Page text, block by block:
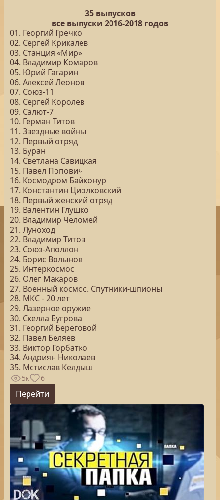
35 выпусков
все выпуски 2016-2018 годов
01. Георгий Гречко
02. Сергей Крикалев
03. Станция «Мир»
04. Владимир Комаров
05. Юрий Гагарин
06. Алексей Леонов
07. Союз-11
08. Сергей Королев
09. Салют-7
10. Герман Титов
11. Звездные войны
12. Первый отряд
13. Буран
14. Светлана Савицкая
15. Павел Попович
16. Космодром Байконур
17. Константин Циолковский
18. Первый женский отряд
19. Валентин Глушко
20. Владимир Челомей
21. Луноход
22. Владимир Титов
23. Союз-Аполлон
24. Борис Волынов
25. Интеркосмос
26. Олег Макаров
27. Военный космос. Спутники-шпионы
28. МКС - 20 лет
29. Лазерное оружие
30. Скелла Бугрова
31. Георгий Береговой
32. Павел Беляев
33. Виктор Горбатко
34. Андриян Николаев
35. Мстислав Келдыш
5к 6
Перейти